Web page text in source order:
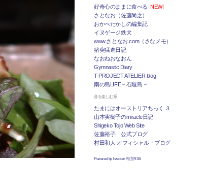
好奇心のままに食べる NEW!
さとなお（佐藤尚之）
おかべたかしの編集記
イヌゲージ鉄犬
www.さとなお.com（さなメモ）
猪突猛進日記
なおねおなおん
Gymnastic Diary
T-PROJECT ATELIER blog
南の島LIFE－石垣島－
音を楽しむ系
たまにはオーストリアちっく ３
山本実樹子のmiracle日記
Shigeko Tojo Web Site
佐藤裕子 公式ブログ
村田和人 オフィシャル・ブログ
Powered by livedoor 相互RSS